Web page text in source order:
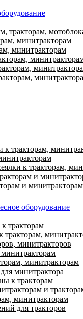
тракторам,
минитракторам
минитракторам
к тракторам,
к тракторам,
и
и минитракторам
оборудование
тракторам
минитракторов
минитракторам
к тракторам
и
минитракторам
для тракторов